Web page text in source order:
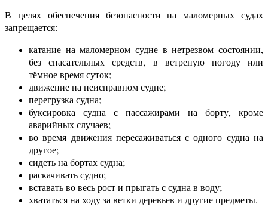
В целях обеспечения безопасности на маломерных судах
запрещается:
катание на маломерном судне в нетрезвом состоянии,
без спасательных средств, в ветреную погоду или
тёмное время суток;
движение на неисправном судне;
перегрузка судна;
буксировка судна с пассажирами на борту, кроме
аварийных случаев;
во время движения пересаживаться с одного судна на
другое;
сидеть на бортах судна;
раскачивать судно;
вставать во весь рост и прыгать с судна в воду;
хвататься на ходу за ветки деревьев и другие предметы.